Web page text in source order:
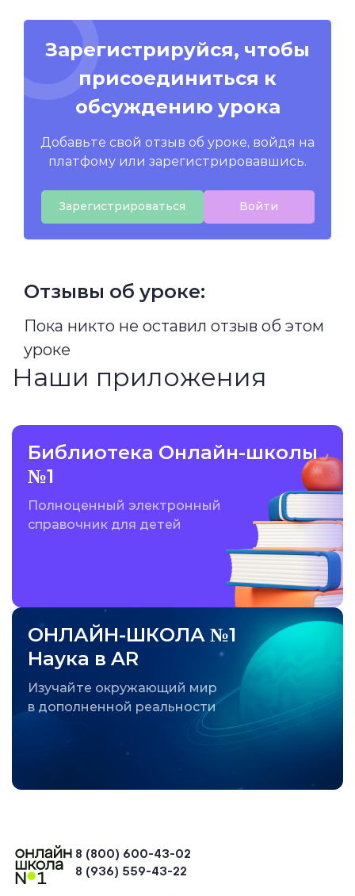
Зарегистрируйся, чтобы
присоединиться к
обсуждению урока
Добавьте свой отзыв об уроке, войдя на
платфому или зарегистрировавшись.
Зарегистрироваться Войти
Отзывы об уроке:
Пока никто не оставил отзыв об этом
уроке
Наши приложения
Библиотека Онлайн-школы
№1
Полноценный электронный
справочник для детей
ОНЛАЙН-ШКОЛА №1
Наука в AR
Изучайте окружающий мир
в дополненной реальности
8 (800) 600-43-02
8 (936) 559-43-22